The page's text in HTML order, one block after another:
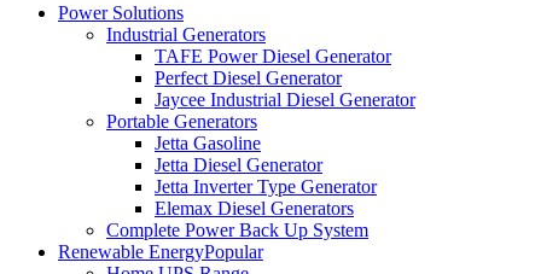
Power Solutions
Industrial Generators
TAFE Power Diesel Generator
Perfect Diesel Generator
Jaycee Industrial Diesel Generator
Portable Generators
Jetta Gasoline
Jetta Diesel Generator
Jetta Inverter Type Generator
Elemax Diesel Generators
Complete Power Back Up System
Renewable EnergyPopular